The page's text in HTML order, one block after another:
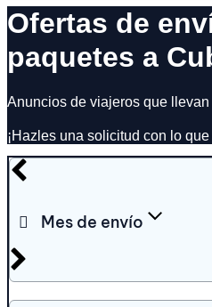
Ofertas de
paquetes a
Anuncios de viajeros que
¡Hazles una solicitud con lo
Mes de envío